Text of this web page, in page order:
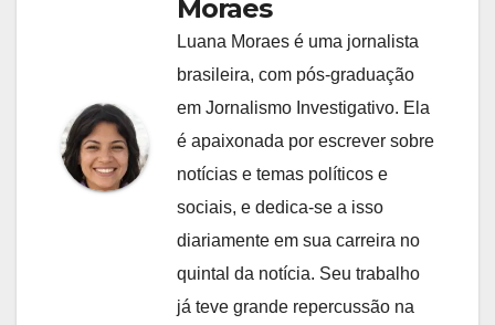
Moraes
Luana Moraes é uma jornalista
brasileira, com pós-graduação
em Jornalismo Investigativo. Ela
é apaixonada por escrever sobre
notícias e temas políticos e
sociais, e dedica-se a isso
diariamente em sua carreira no
quintal da notícia. Seu trabalho
já teve grande repercussão na